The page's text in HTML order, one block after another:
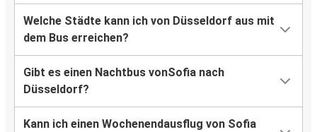
Welche Städte kann ich von Düsseldorf aus mit
dem Bus erreichen?
Gibt es einen Nachtbus vonSofia nach
Düsseldorf?
Kann ich einen Wochenendausflug von Sofia